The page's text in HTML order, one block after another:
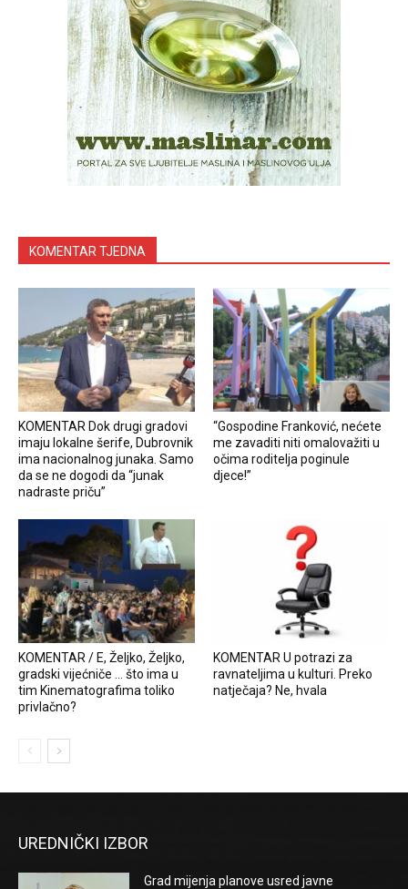
KOMENTAR TJEDNA
KOMENTAR Dok drugi gradovi
imaju lokalne šerife, Dubrovnik
ima nacionalnog junaka. Samo
da se ne dogodi da “junak
nadraste priču”
“Gospodine Franković, nećete
me zavaditi niti omalovažiti u
očima roditelja poginule
djece!”
KOMENTAR / E, Željko, Željko,
gradski vijećniče … što ima u
tim Kinematografima toliko
privlačno?
KOMENTAR U potrazi za
ravnateljima u kulturi. Preko
natječaja? Ne, hvala
UREDNIČKI IZBOR
Grad mijenja planove usred javne